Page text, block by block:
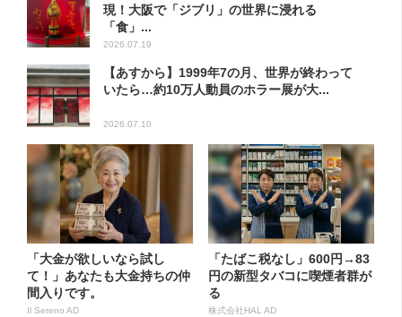
現！大阪で「ジブリ」の世界に浸れる
「食」...
2026.07.19
【あすから】1999年7の月、世界が終わって
いたら…約10万人動員のホラー展が大...
2026.07.10
「大金が欲しいなら試し
て！」あなたも大金持ちの仲
間入りです。
Il Sereno AD
「たばこ税なし」600円→83
円の新型タバコに喫煙者群が
る
株式会社HAL AD